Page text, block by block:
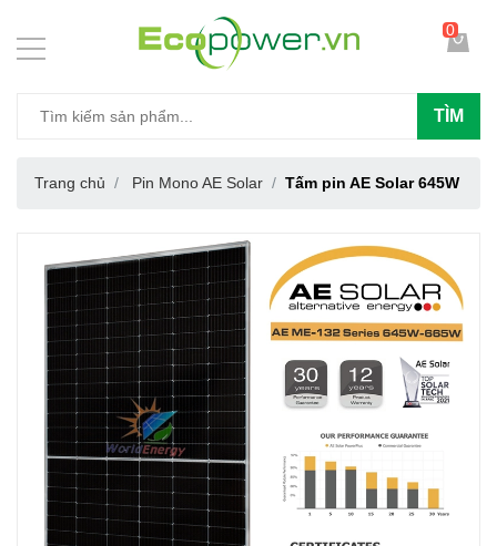
TÌM
0
Trang chủ Pin Mono AE Solar Tấm pin AE Solar 645W